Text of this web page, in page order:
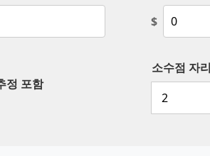
$
정 포함
소수점 자